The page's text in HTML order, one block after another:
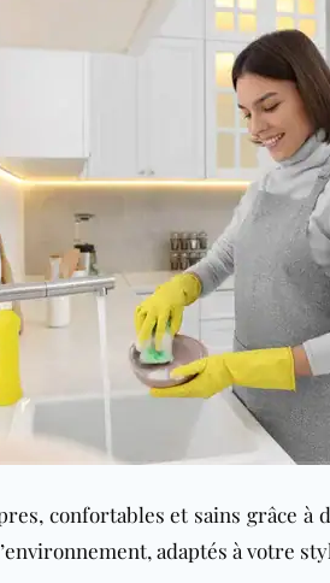
confortables et sains grâce
adaptés à votre